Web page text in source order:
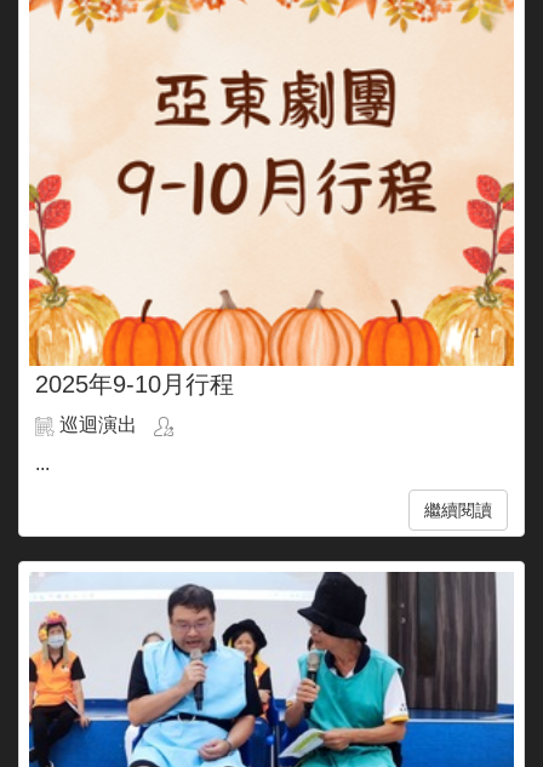
2025年9-10月行程
巡迴演出
...
繼續閱讀